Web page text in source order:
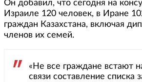
Он добавил, что сегодня на
Израиле 120 человек, в Иране
граждан Казахстана, включая
членов их семей.
«Не все граждане встают
связи составление списка